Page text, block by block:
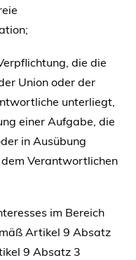
die die
Union oder der
unterliegt,
einer Aufgabe, die
in Ausübung
Verantwortlichen
im Bereich
Artikel 9 Absatz
9 Absatz 3